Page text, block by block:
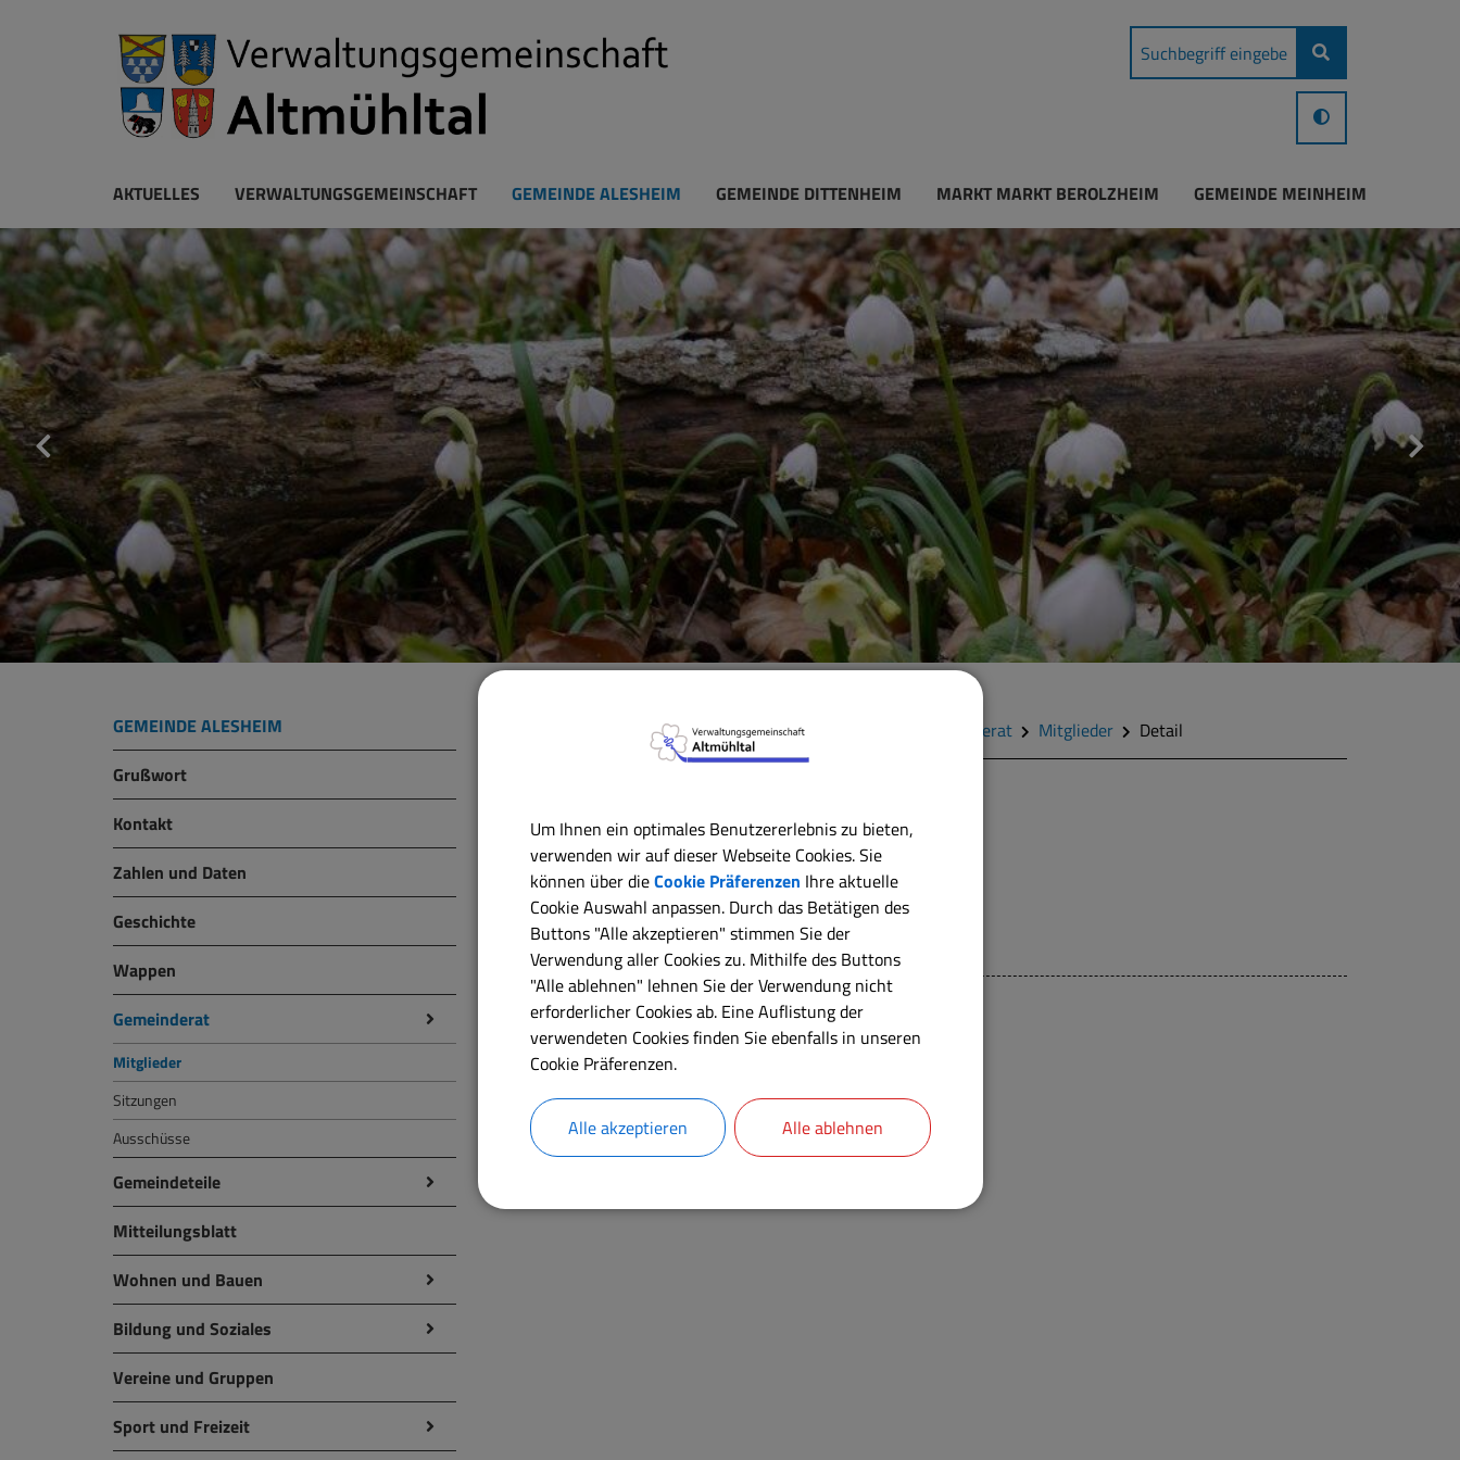
AKTUELLES VERWALTUNGSGEMEINSCHAFT GEMEINDE ALESHEIM GEMEINDE DITTENHEIM MARKT MARKT BEROLZHEIM GEMEINDE MEINHEIM
GEMEINDE ALESHEIM
Grußwort
Kontakt
Zahlen und Daten
Geschichte
Wappen
Gemeinderat
Mitglieder
Sitzungen
Ausschüsse
Gemeindeteile
Mitteilungsblatt
Wohnen und Bauen
Bildung und Soziales
Vereine und Gruppen
Sport und Freizeit
Verwaltungsgemeinschaft Gemeinde Alesheim Gemeinderat Mitglieder Detail
Gerhard Müller
Kontaktdaten:
Mitglied
Gemeinderat Alesheim
Um Ihnen ein optimales Benutzererlebnis zu bieten,
verwenden wir auf dieser Webseite Cookies. Sie
können über dieCookie Präferenzen Ihre aktuelle
Cookie Auswahl anpassen. Durch das Betätigen des
Buttons "Alle akzeptieren" stimmen Sie der
Verwendung aller Cookies zu. Mithilfe des Buttons
"Alle ablehnen" lehnen Sie der Verwendung nicht
erforderlicher Cookies ab. Eine Auflistung der
verwendeten Cookies finden Sie ebenfalls in unseren
Cookie Präferenzen.
Alle akzeptieren Alle ablehnen